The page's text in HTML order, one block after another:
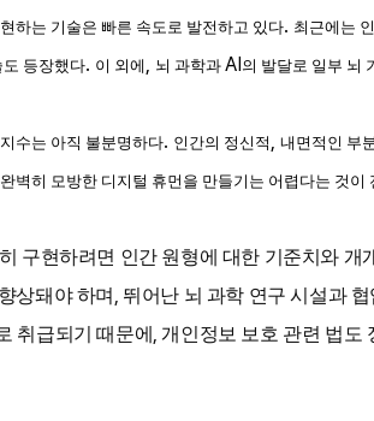
하는 기술은 빠른 속도로 발전하고 있다. 최근에는
등장했다. 이 외에 , 뇌 과학과 AI의 발달로 일부 뇌
수는 아직 불분명하다. 인간의 정신적 , 내면적인 부
벽히 모방한 디지털 휴먼을 만들기는 어렵다는 것이
구현하려면 인간 원형에 대한 기준치와
상돼야 하며 , 뛰어난 뇌 과학 연구 시설과
취급되기 때문에 , 개인정보 보호 관련 법도